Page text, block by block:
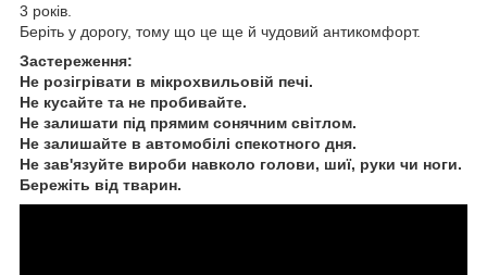
3 років.
Беріть у дорогу, тому що це ще й чудовий антикомфорт.
Застереження:
Не розігрівати в мікрохвильовій печі.
Не кусайте та не пробивайте.
Не залишати під прямим сонячним світлом.
Не залишайте в автомобілі спекотного дня.
Не зав'язуйте вироби навколо голови, шиї, руки чи ноги.
Бережіть від тварин.